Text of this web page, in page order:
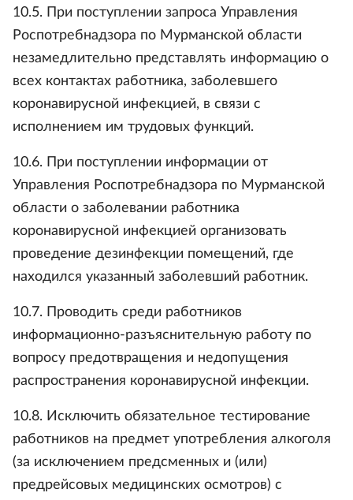
10.5. При поступлении запроса Управления
Роспотребнадзора по Мурманской области
незамедлительно представлять информацию о
всех контактах работника, заболевшего
коронавирусной инфекцией, в связи с
исполнением им трудовых функций.
10.6. При поступлении информации от
Управления Роспотребнадзора по Мурманской
области о заболевании работника
коронавирусной инфекцией организовать
проведение дезинфекции помещений, где
находился указанный заболевший работник.
10.7. Проводить среди работников
информационно-разъяснительную работу по
вопросу предотвращения и недопущения
распространения коронавирусной инфекции.
10.8. Исключить обязательное тестирование
работников на предмет употребления алкоголя
(за исключением предсменных и (или)
предрейсовых медицинских осмотров) с